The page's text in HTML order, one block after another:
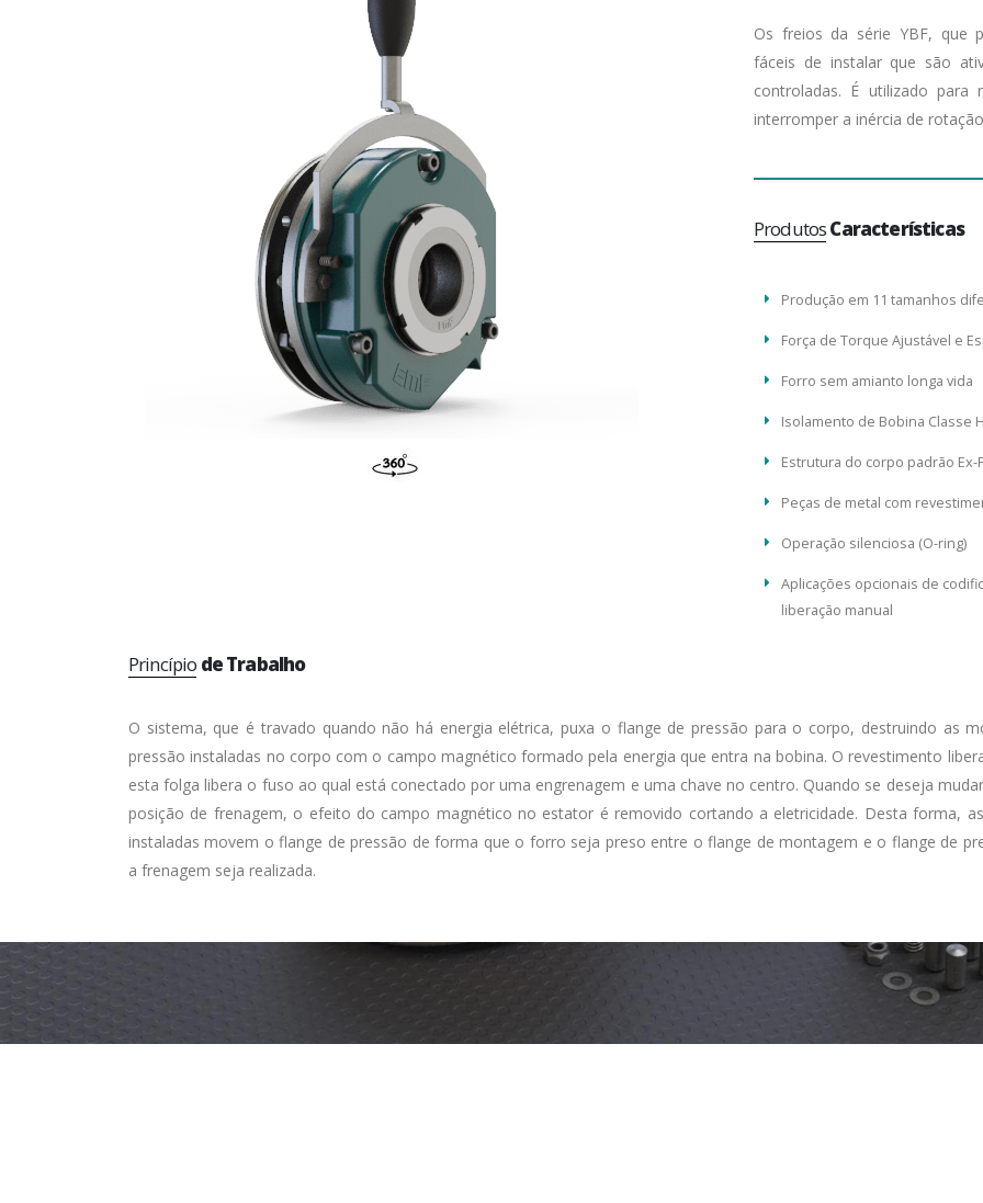
Os freios da série YBF, que
fáceis de instalar que são
controladas. É utilizado
interromper a inércia de
ProdutosCaracterísticas
Produção em 11 tamanhos
Força de Torque Ajustável e
Forro sem amianto longa vida
Isolamento de Bobina Classe H
Estrutura do corpo padrão Ex-
Peças de metal com
Operação silenciosa (O-ring)
Aplicações opcionais de
liberação manual
Princípio de Trabalho
O sistema, que é travado quando não há energia elétrica, puxa o flange de pressão para o corpo, destruindo as
pressão instaladas no corpo com o campo magnético formado pela energia que entra na bobina. O revestimento
esta folga libera o fuso ao qual está conectado por uma engrenagem e uma chave no centro. Quando se deseja
posição de frenagem, o efeito do campo magnético no estator é removido cortando a eletricidade. Desta forma,
instaladas movem o flange de pressão de forma que o forro seja preso entre o flange de montagem e o flange de
a frenagem seja realizada.